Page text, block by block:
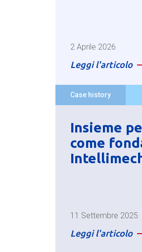
2 Aprile 2026
Leggi l'articolo
Case history
Insieme
come
11 Settembre 2025
Leggi l'articolo